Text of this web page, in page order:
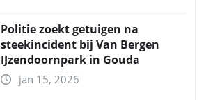
Politie zoekt getuigen na
steekincident bij Van Bergen
IJzendoornpark in Gouda
jan 15, 2026